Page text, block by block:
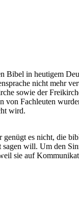
Bibel in heutigem
nicht mehr
sowie der
von Fachleuten
wird.
es nicht, die
will. Um den
sie auf